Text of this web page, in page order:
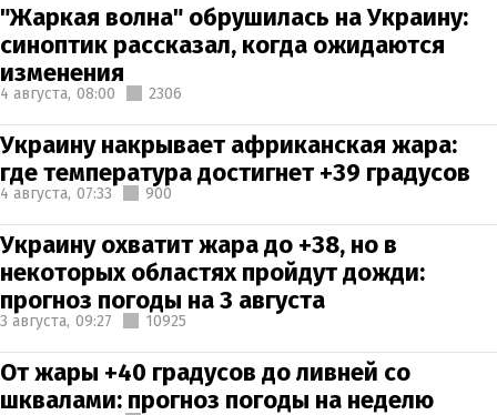
"Жаркая волна" обрушилась на Украину:
синоптик рассказал, когда ожидаются
изменения
4 августа, 08:00 2306
Украину накрывает африканская жара:
где температура достигнет +39 градусов
4 августа, 07:33 900
Украину охватит жара до +38, но в
некоторых областях пройдут дожди:
прогноз погоды на 3 августа
3 августа, 09:27 10925
От жары +40 градусов до ливней со
шквалами: прогноз погоды на неделю